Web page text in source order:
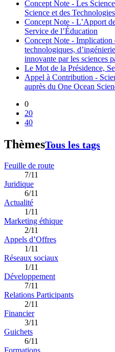
Concept Note - Les
Science et des Technologies
Concept Note - L’Apport
Service de l’Éducation
Concept Note - Implication
technologiques,
innovante par les sciences
Le Mot de la Présidence,
Appel à Contribution -
auprès du One Ocean
0
20
40
ThèmesTous les tags
Feuille de route
7/11
Juridique
6/11
Actualité
1/11
Marketing éthique
2/11
Appels d’Offres
1/11
Réseaux sociaux
1/11
Développement
7/11
Relations Participants
2/11
Financier
3/11
Guichets
6/11